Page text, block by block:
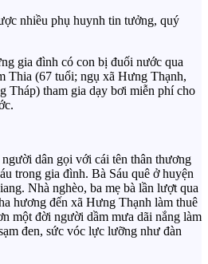
nhiều phụ huynh tin tưởng, quý
gia đình có con bị đuối nước qua
Thia (67 tuổi; ngụ xã Hưng Thạnh,
Tháp) tham gia dạy bơi miễn phí cho
dân gọi với cái tên thân thương
trong gia đình. Bà Sáu quê ở huyện
Nhà nghèo, ba mẹ bà lần lượt qua
hương đến xã Hưng Thạnh làm thuê
một đời người dầm mưa dãi nắng làm
đen, sức vóc lực lưỡng như đàn